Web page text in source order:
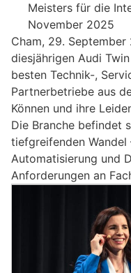
Meisters für die
November 2025
Cham, 29. September
diesjährigen Audi
besten Technik-,
Partnerbetriebe aus
Können und ihre
Die Branche befindet
tiefgreifenden
Automatisierung und
Anforderungen an